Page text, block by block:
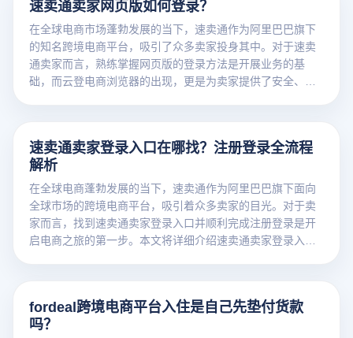
速卖通卖家网页版如何登录？
在全球电商市场蓬勃发展的当下，速卖通作为阿里巴巴旗下
的知名跨境电商平台，吸引了众多卖家投身其中。对于速卖
通卖家而言，熟练掌握网页版的登录方法是开展业务的基
础，而云登电商浏览器的出现，更是为卖家提供了安全、便
速卖通卖家登录入口在哪找？注册登录全流程
解析
在全球电商蓬勃发展的当下，速卖通作为阿里巴巴旗下面向
全球市场的跨境电商平台，吸引着众多卖家的目光。对于卖
家而言，找到速卖通卖家登录入口并顺利完成注册登录是开
启电商之旅的第一步。本文将详细介绍速卖通卖家登录入口
fordeal跨境电商平台入住是自己先垫付货款
吗？